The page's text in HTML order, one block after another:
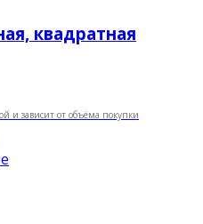
квадратная
и зависит от объёма покупки